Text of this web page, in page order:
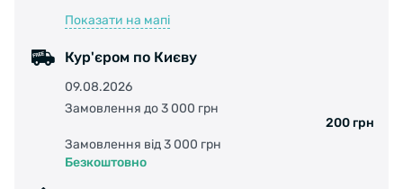
Показати на мапі
Кур'єром по Києву
09.08.2026
Замовлення до 3 000 грн
200 грн
Замовлення від 3 000 грн
Безкоштовно